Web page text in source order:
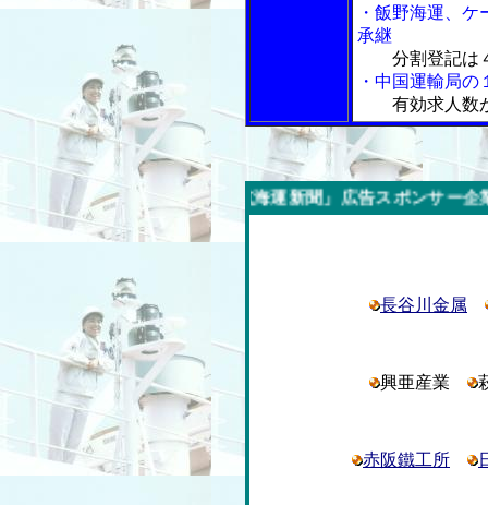
・飯野海運、
承継
分割登記は
・中国運輸局
有効求人数
の「内航海運新聞」広告スポンサー企業
長谷川金属
興亜産業
赤阪鐵工所